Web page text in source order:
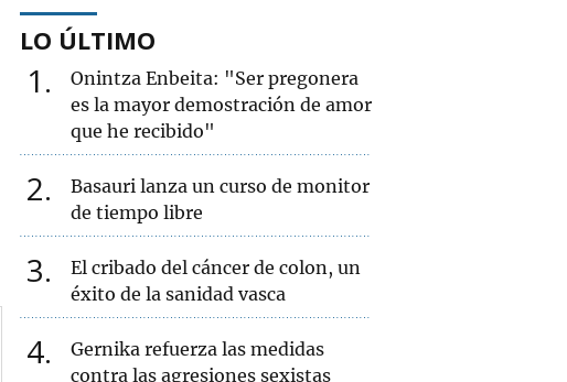
LO ÚLTIMO
1
Onintza Enbeita: "Ser pregonera
es la mayor demostración de amor
que he recibido"
2
Basauri lanza un curso de monitor
de tiempo libre
3
El cribado del cáncer de colon, un
éxito de la sanidad vasca
4
Gernika refuerza las medidas
contra las agresiones sexistas